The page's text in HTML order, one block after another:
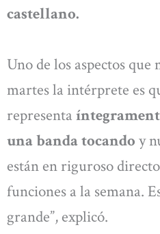
castellano.
Uno de los aspectos
martes la intérprete es
representa
una banda tocando y
están en riguroso
funciones a la semana.
grande”, explicó.